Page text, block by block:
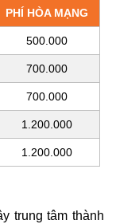
PHÍ HÒA MẠNG
500.000
700.000
700.000
1.200.000
1.200.000
trung tâm thành